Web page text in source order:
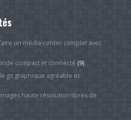
un média-center complet avec
compact et connecté (9)
git graphique agréable et
haute résolution libres de